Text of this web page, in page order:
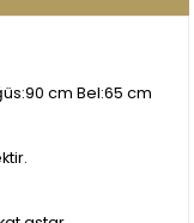
cm Bel:65 cm